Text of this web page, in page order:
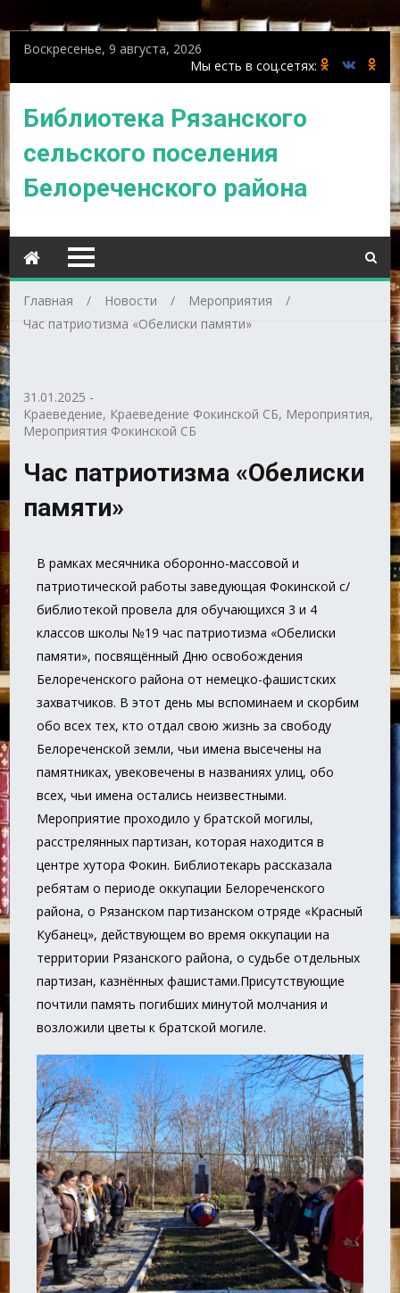
Воскресенье, 9 августа, 2026
Библиотека Рязанского
сельского поселения
Белореченского района
Главная Новости
Мероприятия
Час патриотизма «Обелиски памяти»
31.01.2025 -
Краеведение, Краеведение Фокинской СБ, Мероприятия,
Мероприятия Фокинской СБ
Час патриотизма «Обелиски
памяти»
В рамках месячника оборонно-массовой и
патриотической работы заведующая Фокинской с/
библиотекой провела для обучающихся 3 и 4
классов школы №19 час патриотизма «Обелиски
памяти», посвящённый Дню освобождения
Белореченского района от немецко-фашистских
захватчиков. В этот день мы вспоминаем и скорбим
обо всех тех, кто отдал свою жизнь за свободу
Белореченской земли, чьи имена высечены на
памятниках, увековечены в названиях улиц, обо
всех, чьи имена остались неизвестными.
Мероприятие проходило у братской могилы,
расстрелянных партизан, которая находится в
центре хутора Фокин. Библиотекарь рассказала
ребятам о периоде оккупации Белореченского
района, о Рязанском партизанском отряде «Красный
Кубанец», действующем во время оккупации на
территории Рязанского района, о судьбе отдельных
партизан, казнённых фашистами.Присутствующие
почтили память погибших минутой молчания и
возложили цветы к братской могиле.